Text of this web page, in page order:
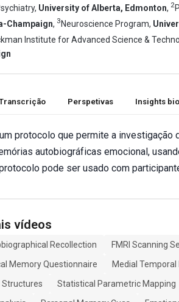
University of Alberta, Edmonton, 2
Champaign, 3 Neuroscience Program,
Institute for Advanced Science &
Perspetivas Insights
protocolo que permite a investigação
autobiográficas emocional,
pode ser usado com
vídeos
Recollection
FMRI Scanning
Memory Questionnaire
Medial Temporal
Structures
Statistical Parametric Mapping